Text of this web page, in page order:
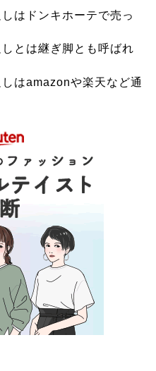
はドンキホーテで売っ
とは継ぎ脚とも呼ばれ
はamazonや楽天など通